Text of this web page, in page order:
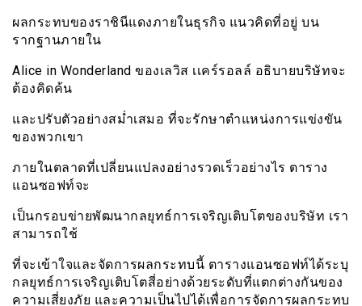
ผลกระทบของราชินีแดงภายในธุรกิจ แนวคิดที่อยู่ บน
รากฐานภายใน
Alice in Wonderland ของเลวิส เเคร์รอลล์ อธิบายบริษัทจะ
ต้องคิดค้น
และปรับตัวอย่างสม่ำเสมอ ที่จะรักษาตำแหน่งการแข่งขัน
ของพวกเขา
ภายในตลาดที่เปลี่ยนแปลงอย่างรวดเร็วอย่างไร ตาราง
แอนซอฟท์จะ
เป็นกรอบข่ายพัฒนากลยุทธ์การเจริญเติบโตของบริษัท เรา
สามารถใช้
ที่จะเข้าใจและจัดการผลกระทบนี้ ตารางแอนซอฟท์ได้ระบุ
กลยุทธ์การเจริญเติบโตสี่อย่างด้วยระดับที่แตกต่างกันของ
ความเสี่ยงภัย และความเป็นไปได้เพื่อการจัดการผลกระทบ